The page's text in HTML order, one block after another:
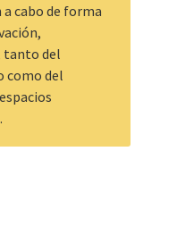
a cabo de forma
tanto del
como del